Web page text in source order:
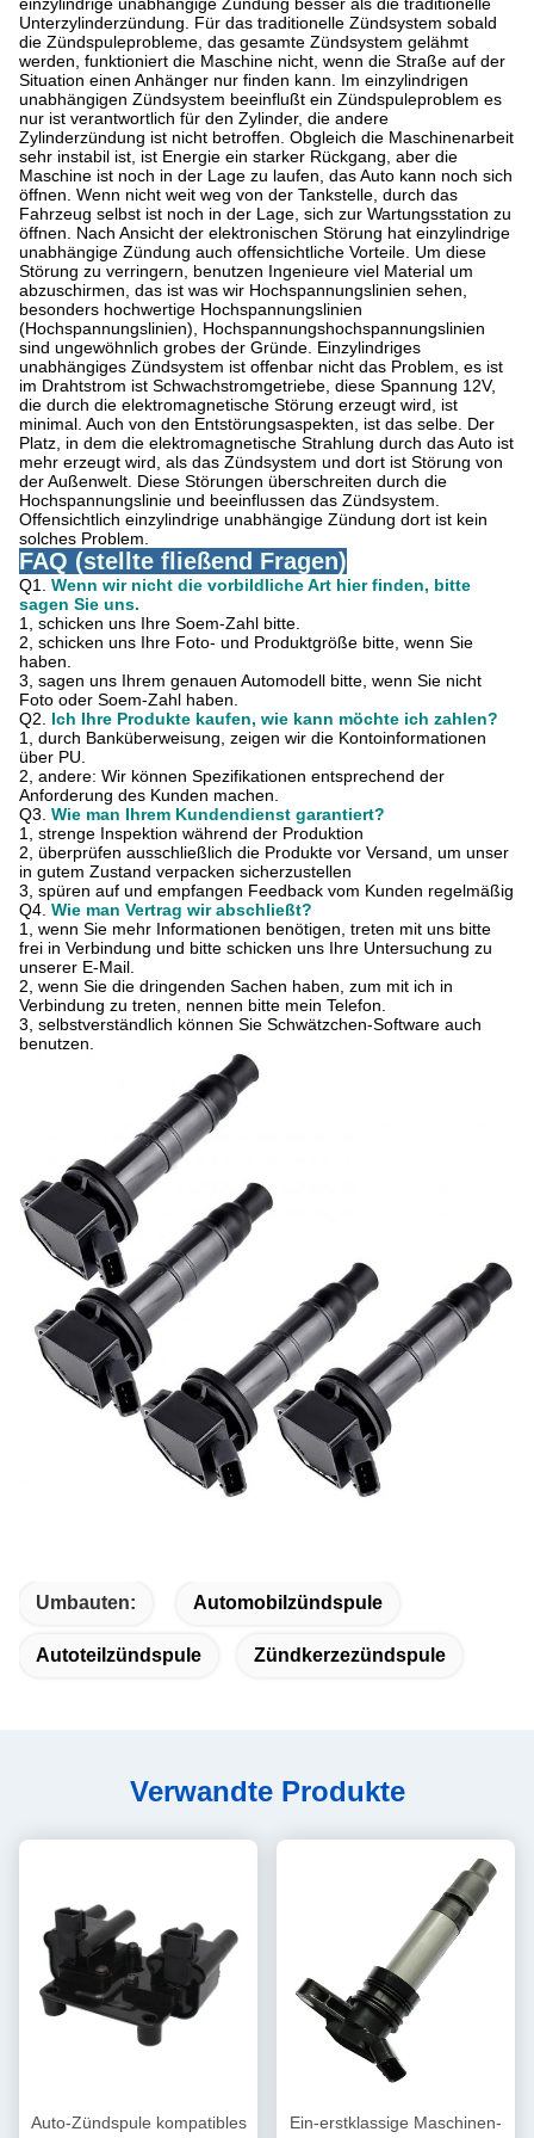
Unterzylinderzündung. Für das traditionelle Zündsystem sobald
die Zündspuleprobleme, das gesamte Zündsystem gelähmt
werden, funktioniert die Maschine nicht, wenn die Straße auf der
Situation einen Anhänger nur finden kann. Im einzylindrigen
unabhängigen Zündsystem beeinflußt ein Zündspuleproblem es
nur ist verantwortlich für den Zylinder, die andere
Zylinderzündung ist nicht betroffen. Obgleich die Maschinenarbeit
sehr instabil ist, ist Energie ein starker Rückgang, aber die
Maschine ist noch in der Lage zu laufen, das Auto kann noch sich
öffnen. Wenn nicht weit weg von der Tankstelle, durch das
Fahrzeug selbst ist noch in der Lage, sich zur Wartungsstation zu
öffnen. Nach Ansicht der elektronischen Störung hat einzylindrige
unabhängige Zündung auch offensichtliche Vorteile. Um diese
Störung zu verringern, benutzen Ingenieure viel Material um
abzuschirmen, das ist was wir Hochspannungslinien sehen,
besonders hochwertige Hochspannungslinien
(Hochspannungslinien), Hochspannungshochspannungslinien
sind ungewöhnlich grobes der Gründe. Einzylindriges
unabhängiges Zündsystem ist offenbar nicht das Problem, es ist
im Drahtstrom ist Schwachstromgetriebe, diese Spannung 12V,
die durch die elektromagnetische Störung erzeugt wird, ist
minimal. Auch von den Entstörungsaspekten, ist das selbe. Der
Platz, in dem die elektromagnetische Strahlung durch das Auto ist
mehr erzeugt wird, als das Zündsystem und dort ist Störung von
der Außenwelt. Diese Störungen überschreiten durch die
Hochspannungslinie und beeinflussen das Zündsystem.
Offensichtlich einzylindrige unabhängige Zündung dort ist kein
solches Problem.
FAQ (stellte fließend Fragen)
Q1. Wenn wir nicht die vorbildliche Art hier finden, bitte
sagen Sie uns.
1, schicken uns Ihre Soem-Zahl bitte.
2, schicken uns Ihre Foto- und Produktgröße bitte, wenn Sie
haben.
3, sagen uns Ihrem genauen Automodell bitte, wenn Sie nicht
Foto oder Soem-Zahl haben.
Q2. Ich Ihre Produkte kaufen, wie kann möchte ich zahlen?
1, durch Banküberweisung, zeigen wir die Kontoinformationen
über PU.
2, andere: Wir können Spezifikationen entsprechend der
Anforderung des Kunden machen.
Q3. Wie man Ihrem Kundendienst garantiert?
1, strenge Inspektion während der Produktion
2, überprüfen ausschließlich die Produkte vor Versand, um unser
in gutem Zustand verpacken sicherzustellen
3, spüren auf und empfangen Feedback vom Kunden regelmäßig
Q4. Wie man Vertrag wir abschließt?
1, wenn Sie mehr Informationen benötigen, treten mit uns bitte
frei in Verbindung und bitte schicken uns Ihre Untersuchung zu
unserer E-Mail.
2, wenn Sie die dringenden Sachen haben, zum mit ich in
Verbindung zu treten, nennen bitte mein Telefon.
3, selbstverständlich können Sie Schwätzchen-Software auch
benutzen.
Umbauten: Automobilzündspule
Autoteilzündspule Zündkerzezündspule
Verwandte Produkte
Auto-Zündspule kompatibles
Ein-erstklassige Maschinen-